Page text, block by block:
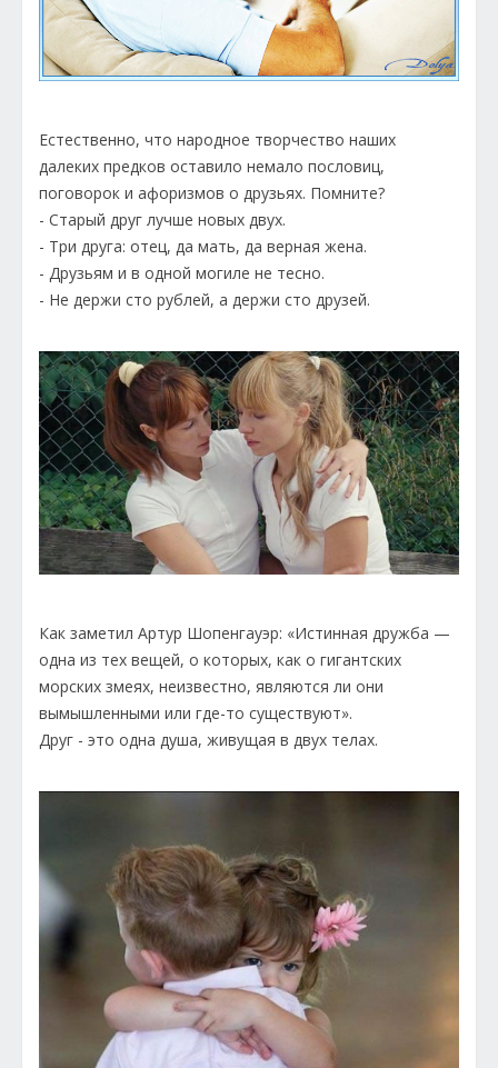
Естественно, что народное творчество наших
далеких предков оставило немало пословиц,
поговорок и афоризмов о друзьях. Помните?
- Старый друг лучше новых двух.
- Три друга: отец, да мать, да верная жена.
- Друзьям и в одной могиле не тесно.
- Не держи сто рублей, а держи сто друзей.
Как заметил Артур Шопенгауэр: «Истинная дружба —
одна из тех вещей, о которых, как о гигантских
морских змеях, неизвестно, являются ли они
вымышленными или где-то существуют».
Друг - это одна душа, живущая в двух телах.